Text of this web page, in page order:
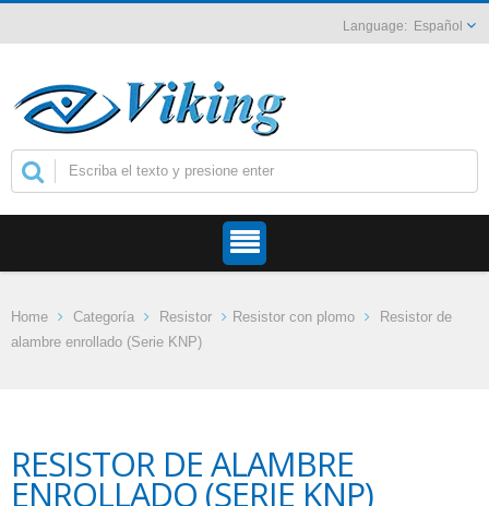
Español
Home Categoría Resistor Resistor con plomo
Resistor de
alambre enrollado (Serie KNP)
RESISTOR DE ALAMBRE
ENROLLADO (SERIE KNP)